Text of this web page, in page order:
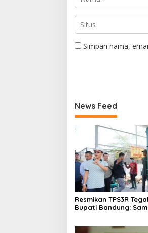
Simpan nama,
News Feed
Resmikan TPS3R
Bupati Bandung: